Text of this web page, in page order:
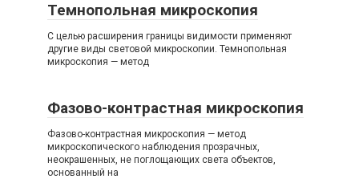
Темнопольная микроскопия
С целью расширения границы видимости применяют
другие виды световой микроскопии. Темнопольная
микроскопия — метод
Фазово-контрастная микроскопия
Фазово-контрастная микроскопия — метод
микроскопического наблюдения прозрачных,
неокрашенных, не поглощающих света объектов,
основанный на